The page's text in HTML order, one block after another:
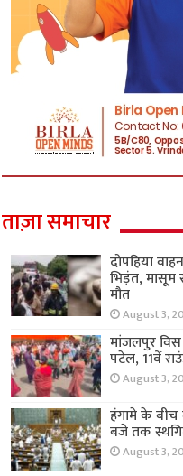
ताज़ा समाचार
दोपहिया
भिड़ंत, मासूम
मौत
August 3,
मांजलपुर
पटेल, 11वें
August 3,
हंगामे के बीच
बजे तक
August 3,